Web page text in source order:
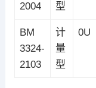
2004
型
BM
3324-
2103
计
量
型
0U